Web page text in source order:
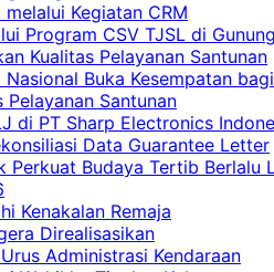
Kegiatan CRM
Program CSV TJSL di
Kualitas Pelayanan Santunan
Buka Kesempatan
Santunan
di PT Sharp Electronics
Data Guarantee Letter
Perkuat Budaya Tertib Berlalu
Kenakalan Remaja
Direalisasikan
Administrasi Kendaraan